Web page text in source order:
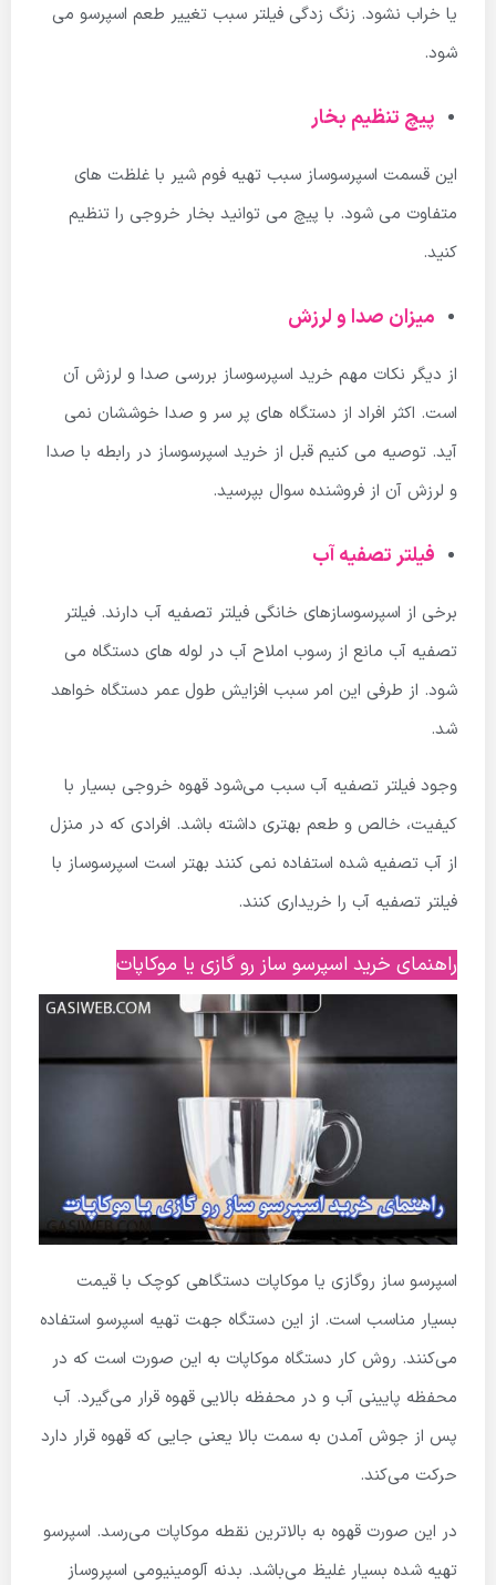
یا خراب نشود. زنگ زدگی فیلتر سبب تغییر طعم اسپرسو می
شود.
پیچ تنظیم بخار
این قسمت اسپرسوساز سبب تهیه فوم شیر با غلظت های
متفاوت می شود. با پیچ می توانید بخار خروجی را تنظیم
کنید.
میزان صدا و لرزش
از دیگر نکات مهم خرید اسپرسوساز بررسی صدا و لرزش آن
است. اکثر افراد از دستگاه های پر سر و صدا خوششان نمی
آید. توصیه می کنیم قبل از خرید اسپرسوساز در رابطه با صدا
و لرزش آن از فروشنده سوال بپرسید.
فیلتر تصفیه آب
برخی از اسپرسوسازهای خانگی فیلتر تصفیه آب دارند. فیلتر
تصفیه آب مانع از رسوب املاح آب در لوله های دستگاه می
شود. از طرفی این امر سبب افزایش طول عمر دستگاه خواهد
شد.
وجود فیلتر تصفیه آب سبب می‌شود قهوه خروجی بسیار با
کیفیت، خالص و طعم بهتری داشته باشد. افرادی که در منزل
از آب تصفیه شده استفاده نمی کنند بهتر است اسپرسوساز با
فیلتر تصفیه آب را خریداری کنند.
راهنمای خرید اسپرسو ساز رو گازی یا موکاپات
اسپرسو ساز روگازی یا موکاپات دستگاهی کوچک با قیمت
بسیار مناسب است. از این دستگاه جهت تهیه اسپرسو استفاده
می‌کنند. روش کار دستگاه موکاپات به این صورت است که در
محفظه پایینی آب و در محفظه بالایی قهوه قرار می‌گیرد. آب
پس از جوش آمدن به سمت بالا یعنی جایی که قهوه قرار دارد
حرکت می‌کند.
در این صورت قهوه به بالاترین نقطه موکاپات می‌رسد. اسپرسو
تهیه شده بسیار غلیظ می‌باشد. بدنه آلومینیومی اسپروساز